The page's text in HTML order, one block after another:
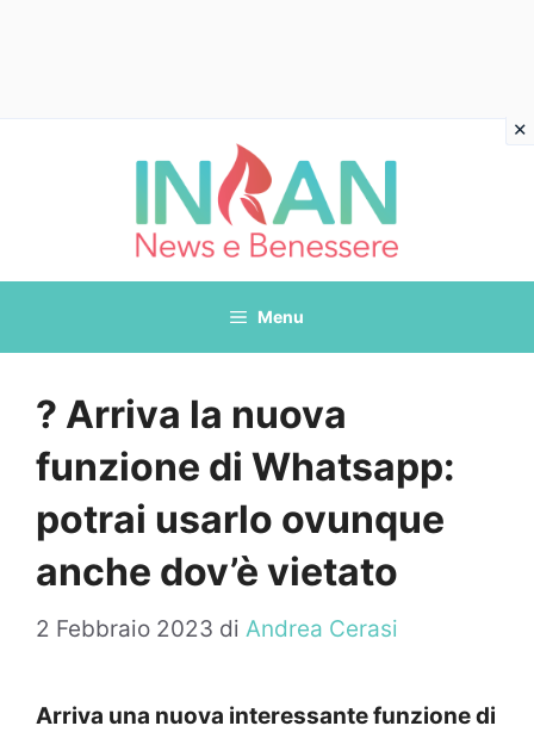
Menu
? Arriva la nuova
funzione di Whatsapp:
potrai usarlo ovunque
anche dov’è vietato
2 Febbraio 2023 di Andrea Cerasi
Arriva una nuova interessante funzione di